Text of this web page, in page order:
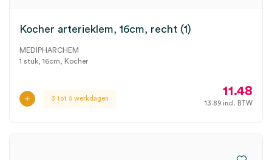
Kocher arterieklem, 16cm, recht (1)
MEDIPHARCHEM
1 stuk, 16cm, Kocher
3 tot 5 werkdagen
11.48
13.89 incl. BTW